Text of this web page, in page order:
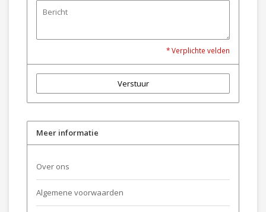
* Verplichte velden
Verstuur
Meer informatie
Over ons
Algemene voorwaarden